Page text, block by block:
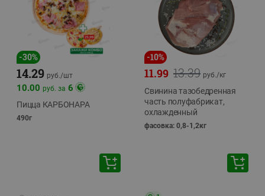
-30%
14.29 руб./шт
10.00 руб. за 6
Пицца КАРБОНАРА
490г
-10%
13.39
11.99 руб./кг
Свинина тазобедренная
часть полуфабрикат,
охлажденный
фасовка: 0,8-1,2кг